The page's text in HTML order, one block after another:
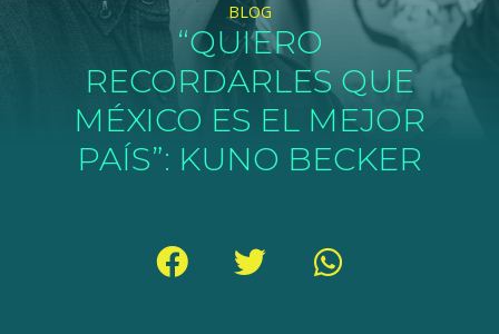
BLOG
“QUIERO
RECORDARLES QUE
MÉXICO ES EL MEJOR
PAÍS”: KUNO BECKER